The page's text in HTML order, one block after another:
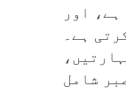
اور
ہے۔
شامل